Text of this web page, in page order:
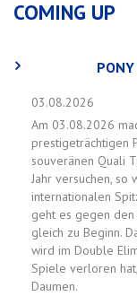
COMING UP
03.08.2026
Am 03.08.2026
prestigeträchtigen
souveränen Quali
Jahr versuchen,
internationalen
geht es gegen den
gleich zu Beginn.
wird im Double
Spiele verloren
Daumen.